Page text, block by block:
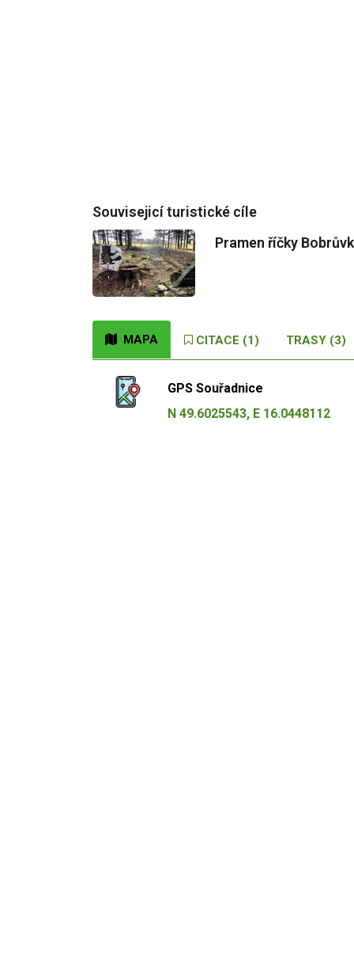
Souvisejicí turistické cíle
Pramen říčky
MAPA CITACE (1) TRASY (3)
GPS Souřadnice
N 49.6025543, E 16.0448112